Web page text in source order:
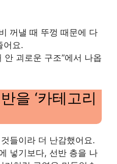
꺼낼 때 뚜껑 때문에 다
어요.
안 괴로운 구조”에서 나옵
을 ‘카테고리
들이라 더 난감했어요.
넣기보다, 선반 층을 나